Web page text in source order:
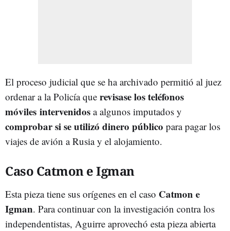
El proceso judicial que se ha archivado permitió al juez
ordenar a la Policía que revisase los teléfonos
móviles intervenidos a algunos imputados y
comprobar si se utilizó dinero público para pagar los
viajes de avión a Rusia y el alojamiento.
Caso Catmon e Igman
Esta pieza tiene sus orígenes en el caso Catmon e
Igman. Para continuar con la investigación contra los
independentistas, Aguirre aprovechó esta pieza abierta